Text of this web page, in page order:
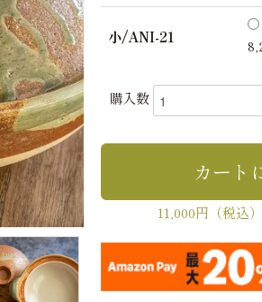
小/ANI-21
購入数
11,000円（税込